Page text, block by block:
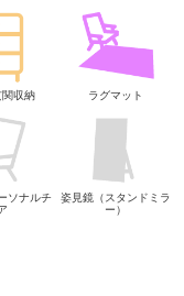
関収納 ラグマット
ソナルチ
姿見鏡（スタンドミラ
ー）